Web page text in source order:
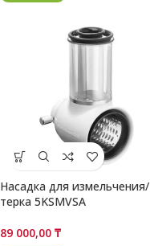
Насадка для измельчения/
терка 5KSMVSA
89 000,00 ₸